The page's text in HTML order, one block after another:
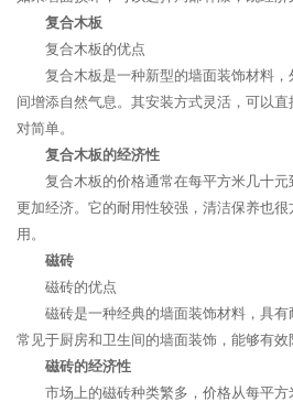
复合木板
复合木板的优点
复合木板是一种新型的墙面装饰材料
间增添自然气息。其安装方式灵活，可以
对简单。
复合木板的经济性
复合木板的价格通常在每平方米几十
更加经济。它的耐用性较强，清洁保养也
用。
磁砖
磁砖的优点
磁砖是一种经典的墙面装饰材料，具有
常见于厨房和卫生间的墙面装饰，能够有效
磁砖的经济性
市场上的磁砖种类繁多，价格从每平